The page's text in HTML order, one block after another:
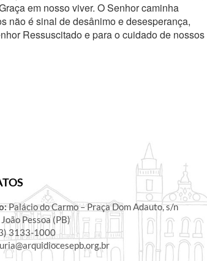
em nosso viver. O Senhor caminha
não é sinal de desânimo e desesperança,
Ressuscitado e para o cuidado de nossos
Palácio do Carmo – Praça Dom Adauto, s/n
Pessoa (PB)
3133-1000